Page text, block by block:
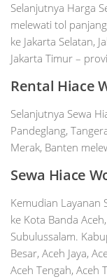
Selanjutnya Harga
melewati tol
ke Jakarta Selatan,
Jakarta Timur –
Rental Hiace
Selanjutnya Sewa
Pandeglang,
Merak, Banten
Sewa Hiace
Kemudian Layanan
ke Kota Banda
Subulussalam.
Besar, Aceh Jaya,
Aceh Tengah, Aceh